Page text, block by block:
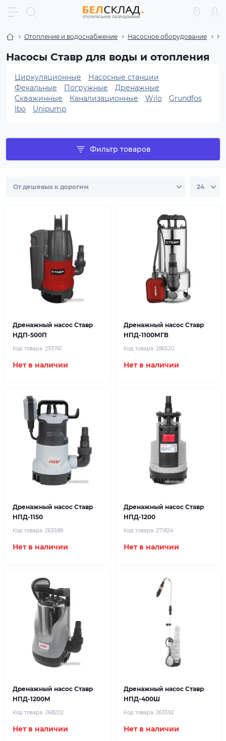
Отопление и водоснабжение Насосное оборудование
Насосы Ставр для воды и отопления
Циркуляционные
Насосные станции
Фекальные
Погружные
Дренажные
Скважинные
Канализационные Wilo
Grundfos
Ibo
Unipump
Фильтр товаров
Дренажный насос Ставр
НДП-500П
Код товара: 293761
Нет в наличии
Дренажный насос Ставр
НПД-1100МГВ
Код товара: 286520
Нет в наличии
Дренажный насос Ставр
НПД-1150
Код товара: 263588
Нет в наличии
Дренажный насос Ставр
НПД-1200
Код товара: 271824
Нет в наличии
Дренажный насос Ставр
НПД-1200М
Код товара: 268202
Нет в наличии
Дренажный насос Ставр
НПД-400Ш
Код товара: 263592
Нет в наличии